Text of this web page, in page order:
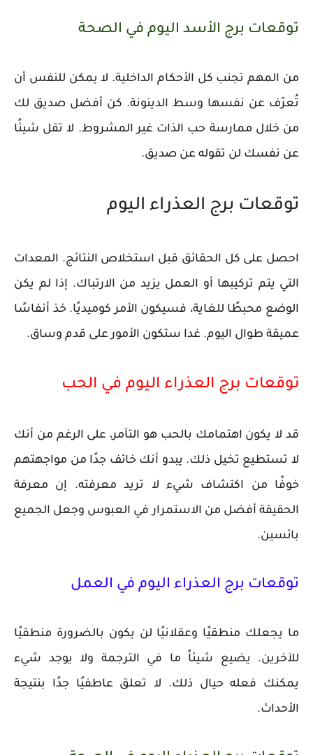
توقعات برج الأسد اليوم في الصحة
من المهم تجنب كل الأحكام الداخلية. لا يمكن للنفس أن
تُعرّف عن نفسها وسط الدينونة. كن أفضل صديق لك
من خلال ممارسة حب الذات غير المشروط. لا تقل شيئًا
عن نفسك لن تقوله عن صديق.
توقعات برج العذراء اليوم
احصل على كل الحقائق قبل استخلاص النتائج. المعدات
التي يتم تركيبها أو العمل يزيد من الارتباك. إذا لم يكن
الوضع محبطًا للغاية، فسيكون الأمر كوميديًا. خذ أنفاسًا
عميقة طوال اليوم. غدا ستكون الأمور على قدم وساق.
توقعات برج العذراء اليوم في الحب
قد لا يكون اهتمامك بالحب هو التآمر، على الرغم من أنك
لا تستطيع تخيل ذلك. يبدو أنك خائف جدًا من مواجهتهم
خوفًا من اكتشاف شيء لا تريد معرفته. إن معرفة
الحقيقة أفضل من الاستمرار في العبوس وجعل الجميع
بائسين.
توقعات برج العذراء اليوم في العمل
ما يجعلك منطقيًا وعقلانيًا لن يكون بالضرورة منطقيًا
للآخرين. يضيع شيئاً ما في الترجمة ولا يوجد شيء
يمكنك فعله حيال ذلك. لا تعلق عاطفيًا جدًا بنتيجة
الأحداث.